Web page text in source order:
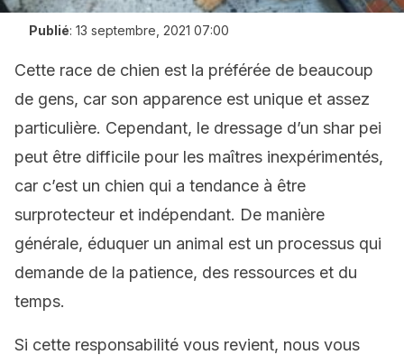
Publié: 13 septembre, 2021 07:00
Cette race de chien est la préférée de beaucoup
de gens, car son apparence est unique et assez
particulière. Cependant, le dressage d’un shar pei
peut être difficile pour les maîtres inexpérimentés,
car c’est un chien qui a tendance à être
surprotecteur et indépendant. De manière
générale, éduquer un animal est un processus qui
demande de la patience, des ressources et du
temps.
Si cette responsabilité vous revient, nous vous